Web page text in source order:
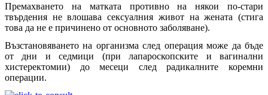
Премахването на матката противно на някои по-стари
твърдения не влошава сексуалния живот на жената (стига
това да не е причинено от основното заболяване).
Възстановяването на организма след операция може да бъде
от дни и седмици (при лапароскопските и вагинални
хистеректомии) до месеци след радикалните коремни
операции.